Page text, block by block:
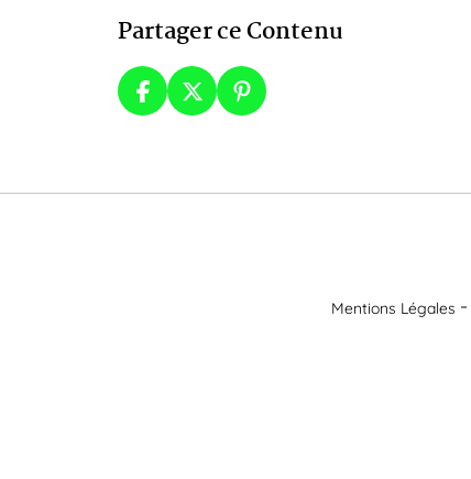
Partager ce Contenu
Mentions Légales